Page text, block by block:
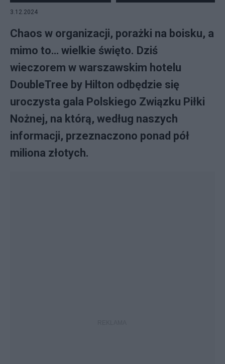
3.12.2024
Chaos w organizacji, porażki na boisku, a
mimo to… wielkie święto. Dziś
wieczorem w warszawskim hotelu
DoubleTree by Hilton odbędzie się
uroczysta gala Polskiego Związku Piłki
Nożnej, na którą, według naszych
informacji, przeznaczono ponad pół
miliona złotych.